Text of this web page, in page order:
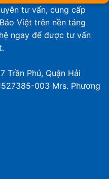
tư vấn, cung cấp
Việt trên nền tảng
ngay để được tư vấn
Trần Phú, Quận Hải
003 Mrs. Phương